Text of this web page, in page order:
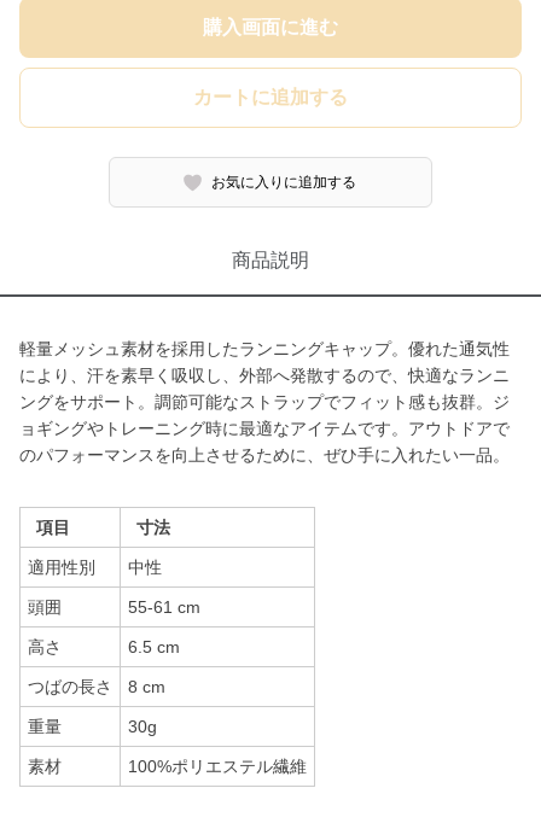
購入画面に進む
カートに追加する
お気に入りに追加する
商品説明
軽量メッシュ素材を採用したランニングキャップ。優れた通気性
により、汗を素早く吸収し、外部へ発散するので、快適なランニ
ングをサポート。調節可能なストラップでフィット感も抜群。ジ
ョギングやトレーニング時に最適なアイテムです。アウトドアで
のパフォーマンスを向上させるために、ぜひ手に入れたい一品。
項目 寸法
適用性別 中性
頭囲 55-61 cm
高さ 6.5 cm
つばの長さ 8 cm
重量 30g
素材 100%ポリエステル繊維